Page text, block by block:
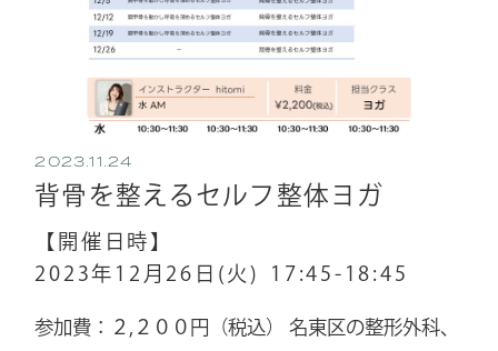
2023.11.24
背骨を整えるセルフ整体ヨガ
【開催日時】
2023年12月26日(火)
17:45-18:45
参加費：２,２００円（税込） 名東区の整形外科、